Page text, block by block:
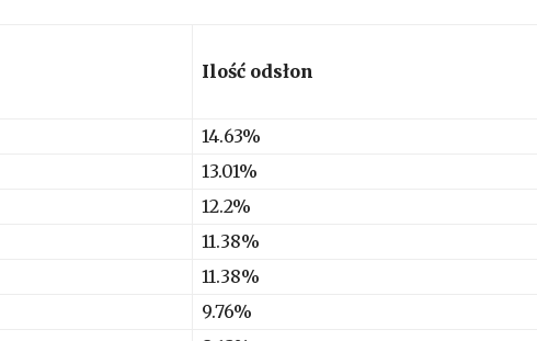
Ilość odsłon
14.63%
13.01%
12.2%
11.38%
11.38%
9.76%